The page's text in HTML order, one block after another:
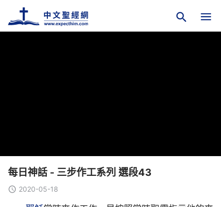
每日神話 - 三步作工系列 選段43
2020-05-18